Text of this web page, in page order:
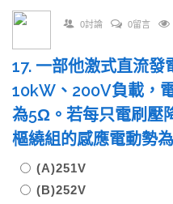
0討論 0留言
17. 一部他激式直流發
10kW、200V負載，
為5Ω。若每只電刷壓
樞繞組的感應電動勢
(A)251V
(B)252V